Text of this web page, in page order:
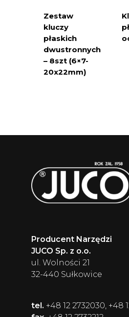
Zestaw
kluczy
płaskich
dwustronnych
– 8szt (6×7-
20x22mm)
Producent Narzędzi
JUCO Sp. z o.o.
ul. Wolności 21
32-440 Sułkowice
tel. +48 12 2732030, +48